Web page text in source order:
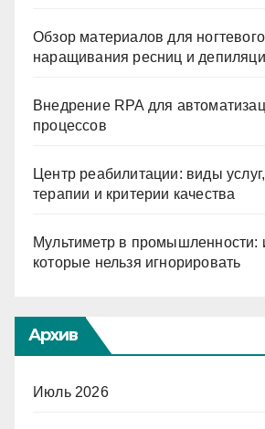
Обзор материалов для
наращивания ресниц и
Внедрение RPA для
процессов
Центр реабилитации: виды
терапии и критерии качества
Мультиметр в промышленности:
которые нельзя игнорировать
Архив
Июль 2026